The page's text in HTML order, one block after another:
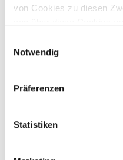
von Cookies zu diesen
Werbung in sozialen
auf anderen Websites
Informationen zu den
der Verwendung von
zuzustimmen, finden Sie
Notwendig
Präferenzen
Statistiken
Träger in einer RAL
Polykarbonat -